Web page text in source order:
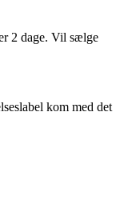
2 dage. Vil sælge
kom med det